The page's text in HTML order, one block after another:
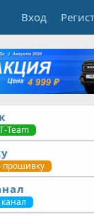
Вход
Team
прошивку